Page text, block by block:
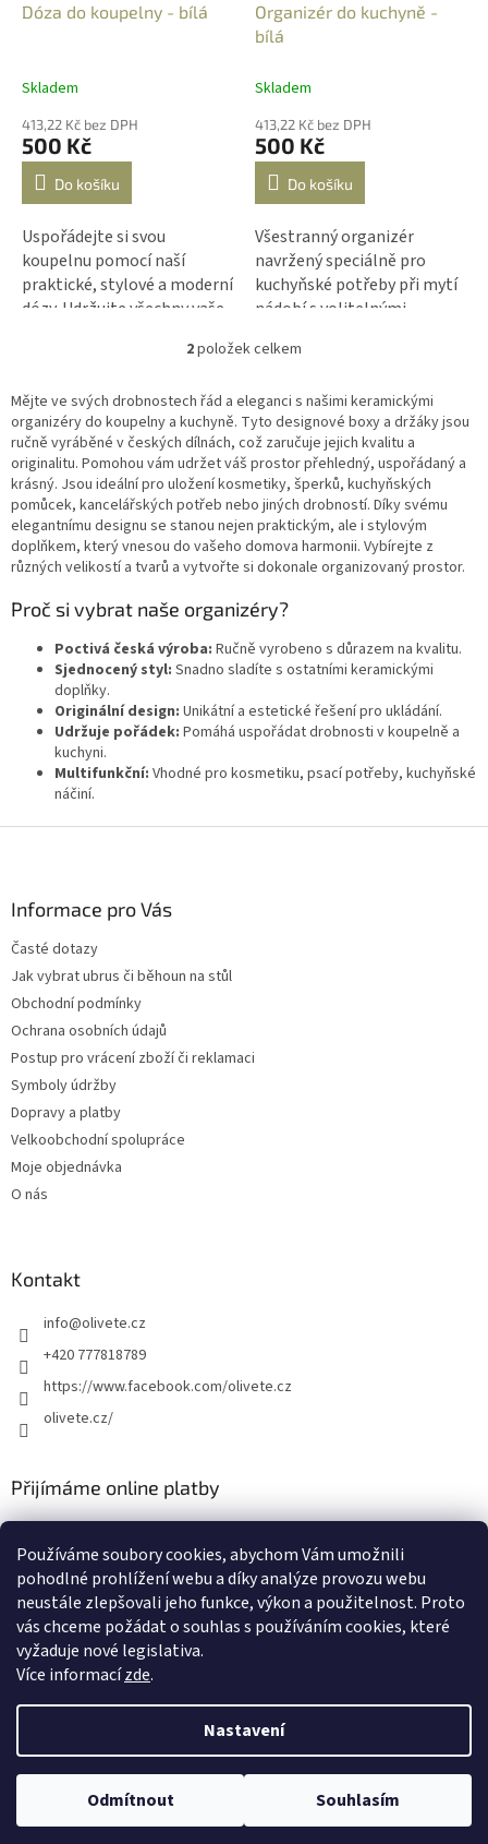
Používáme soubory cookies, abychom Vám umožnili
pohodlné prohlížení webu a díky analýze provozu webu
neustále zlepšovali jeho funkce, výkon a použitelnost. Proto
vás chceme požádat o souhlas s používáním cookies, které
vyžaduje nové legislativa.
Více informacízde.
Nastavení
Odmítnout Souhlasím
Dóza do koupelny - bílá
Skladem
413,22 Kč bez DPH
500 Kč
Do košíku
Uspořádejte si svou
koupelnu pomocí naší
praktické, stylové a moderní
dózy. Udržujte všechny vaše
místě, abyste měli pořádek
Organizér do kuchyně -
bílá
Skladem
413,22 Kč bez DPH
500 Kč
Do košíku
Všestranný organizér
navržený speciálně pro
kuchyňské potřeby při mytí
nádobí s volitelnými
O
l
á
d
a
c
í
p
r
v
y
ý
p
s
u
2položek celkem
Mějte ve svých drobnostech řád a eleganci s našimi keramickými
organizéry do koupelny a kuchyně. Tyto designové boxy a držáky jsou
ručně vyráběné v českých dílnách, což zaručuje jejich kvalitu a
originalitu. Pomohou vám udržet váš prostor přehledný, uspořádaný a
krásný. Jsou ideální pro uložení kosmetiky, šperků, kuchyňských
pomůcek, kancelářských potřeb nebo jiných drobností. Díky svému
elegantnímu designu se stanou nejen praktickým, ale i stylovým
doplňkem, který vnesou do vašeho domova harmonii. Vybírejte z
různých velikostí a tvarů a vytvořte si dokonale organizovaný prostor.
Proč si vybrat naše organizéry?
Poctivá česká výroba: Ručně vyrobeno s důrazem na kvalitu.
Sjednocený styl: Snadno sladíte s ostatními keramickými
doplňky.
Originální design: Unikátní a estetické řešení pro ukládání.
Udržuje pořádek: Pomáhá uspořádat drobnosti v koupelně a
kuchyni.
Multifunkční: Vhodné pro kosmetiku, psací potřeby, kuchyňské
náčiní.
Informace pro Vás
Časté dotazy
Jak vybrat ubrus či běhoun na stůl
Obchodní podmínky
Ochrana osobních údajů
Postup pro vrácení zboží či reklamaci
Symboly údržby
Dopravy a platby
Velkoobchodní spolupráce
Moje objednávka
O nás
Kontakt
info@olivete.cz
+420 777818789
https://www.facebook.com/olivete.cz
olivete.cz/
Přijímáme online platby
Shoptet.cz Můjprvníeshop.cz
Vytvořil Shoptet
Copyright 2026 . Všechna práva vyhrazena.